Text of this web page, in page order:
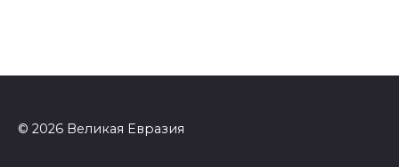
© 2026 Великая Евразия